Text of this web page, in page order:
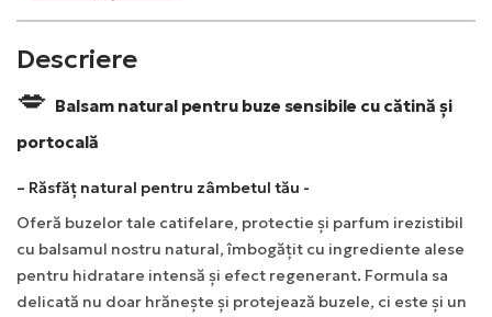
Descriere
💋 Balsam natural pentru buze sensibile cu cătină și
portocală
– Răsfăț natural pentru zâmbetul tău -
Oferă buzelor tale catifelare, protectie și parfum irezistibil
cu balsamul nostru natural, îmbogățit cu ingrediente alese
pentru hidratare intensă și efect regenerant. Formula sa
delicată nu doar hrănește și protejează buzele, ci este și un